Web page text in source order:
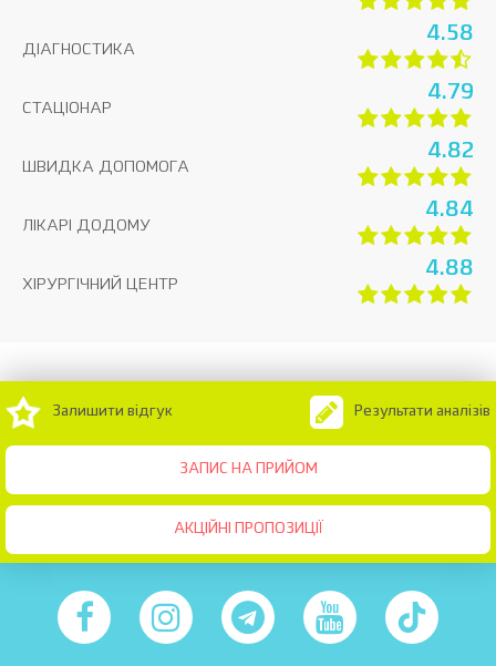
ДІАГНОСТИКА
4.58
СТАЦІОНАР
4.79
ШВИДКА ДОПОМОГА
4.82
ЛІКАРІ ДОДОМУ
4.84
ХІРУРГІЧНИЙ ЦЕНТР
4.88
ЗАПИС НА ПРИЙОМ
Залишити відгук Результати аналізів
АКЦІЙНІ ПРОПОЗИЦІЇ